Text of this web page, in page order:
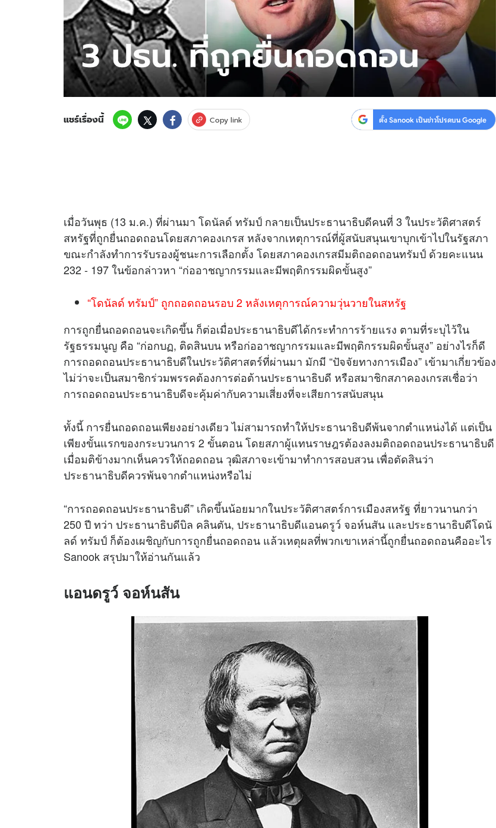
แชร์เรื่องนี้ Copy link ตั้ง Sanook เป็นข่าวโปรดบน Google
เมื่อวันพุธ (13 ม.ค.) ที่ผ่านมา โดนัลด์ ทรัมป์ กลายเป็นประธานาธิบดีคนที่ 3 ในประวัติศาสตร์
สหรัฐที่ถูกยื่นถอดถอนโดยสภาคองเกรส หลังจากเหตุการณ์ที่ผู้สนับสนุนเขาบุกเข้าไปในรัฐสภา
ขณะกำลังทำการรับรองผู้ชนะการเลือกตั้ง โดยสภาคองเกรสมีมติถอดถอนทรัมป์ ด้วยคะแนน
232 - 197 ในข้อกล่าวหา “ก่ออาชญากรรมและมีพฤติกรรมผิดขั้นสูง”
“โดนัลด์ ทรัมป์” ถูกถอดถอนรอบ 2 หลังเหตุการณ์ความวุ่นวายในสหรัฐ
การถูกยื่นถอดถอนจะเกิดขึ้น ก็ต่อเมื่อประธานาธิบดีได้กระทำการร้ายแรง ตามที่ระบุไว้ใน
รัฐธรรมนูญ คือ “ก่อกบฏ, ติดสินบน หรือก่ออาชญากรรมและมีพฤติกรรมผิดขั้นสูง” อย่างไรก็ดี
การถอดถอนประธานาธิบดีในประวัติศาสตร์ที่ผ่านมา มักมี “ปัจจัยทางการเมือง” เข้ามาเกี่ยวข้อง
ไม่ว่าจะเป็นสมาชิกร่วมพรรคต้องการต่อต้านประธานาธิบดี หรือสมาชิกสภาคองเกรสเชื่อว่า
การถอดถอนประธานาธิบดีจะคุ้มค่ากับความเสี่ยงที่จะเสียการสนับสนุน
ทั้งนี้ การยื่นถอดถอนเพียงอย่างเดียว ไม่สามารถทำให้ประธานาธิบดีพ้นจากตำแหน่งได้ แต่เป็น
เพียงขั้นแรกของกระบวนการ 2 ขั้นตอน โดยสภาผู้แทนราษฎรต้องลงมติถอดถอนประธานาธิบดี
เมื่อมติข้างมากเห็นควรให้ถอดถอน วุฒิสภาจะเข้ามาทำการสอบสวน เพื่อตัดสินว่า
ประธานาธิบดีควรพ้นจากตำแหน่งหรือไม่
“การถอดถอนประธานาธิบดี” เกิดขึ้นน้อยมากในประวัติศาสตร์การเมืองสหรัฐ ที่ยาวนานกว่า
250 ปี ทว่า ประธานาธิบดีบิล คลินตัน, ประธานาธิบดีแอนดรูว์ จอห์นสัน และประธานาธิบดีโดนั
ลด์ ทรัมป์ ก็ต้องเผชิญกับการถูกยื่นถอดถอน แล้วเหตุผลที่พวกเขาเหล่านี้ถูกยื่นถอดถอนคืออะไร
Sanook สรุปมาให้อ่านกันแล้ว
แอนดรูว์ จอห์นสัน